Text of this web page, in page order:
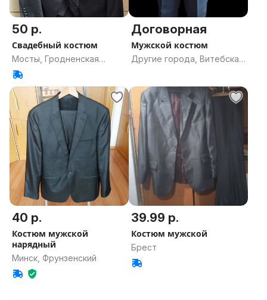
50 р.
Свадебный костюм
Мосты, Гродненская
область
Договорная
Мужской костюм
Другие города, Витебская
40 р.
Костюм мужской
нарядный
Минск, Фрунзенский
39.99 р.
Костюм мужской
Брест